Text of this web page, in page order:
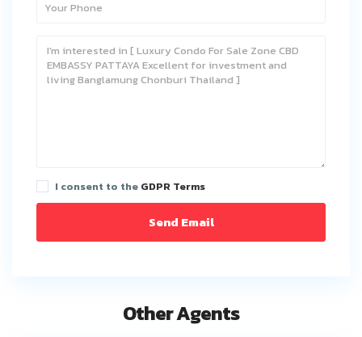
I consent to the GDPR Terms
Other Agents